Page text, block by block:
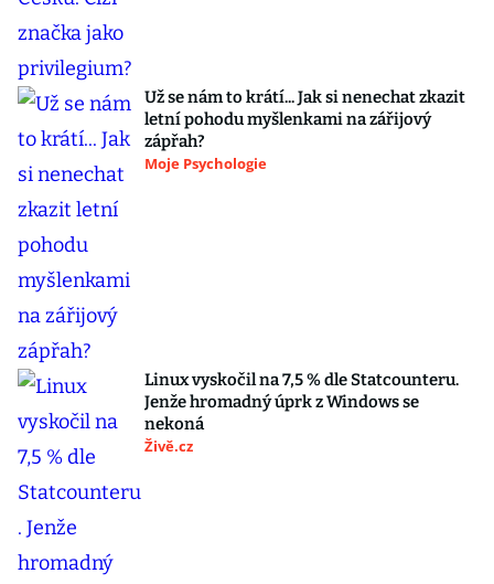
Už se nám to krátí... Jak si nenechat zkazit
letní pohodu myšlenkami na zářijový
zápřah?
Moje Psychologie
Linux vyskočil na 7,5 % dle Statcounteru.
Jenže hromadný úprk z Windows se
nekoná
Živě.cz